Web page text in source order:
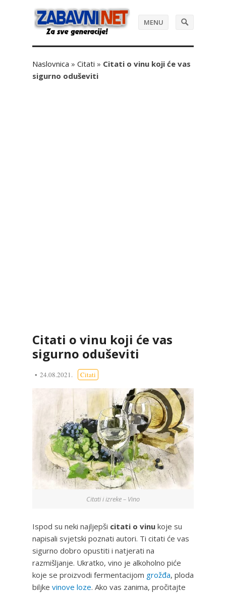
MENU
Naslovnica » Citati » Citati o vinu koji će vas
sigurno oduševiti
Citati o vinu koji će vas
sigurno oduševiti
24.08.2021. Citati
Citati i izreke – Vino
Ispod su neki najljepši citati o vinu koje su
napisali svjetski poznati autori. Ti citati će vas
sigurno dobro opustiti i natjerati na
razmišljanje. Ukratko, vino je alkoholno piće
koje se proizvodi fermentacijom grožđa, ploda
biljke vinove loze. Ako vas zanima, pročitajte